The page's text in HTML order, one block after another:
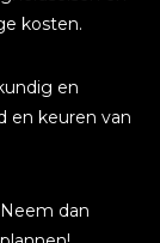
kosten.
en
en keuren van
dan